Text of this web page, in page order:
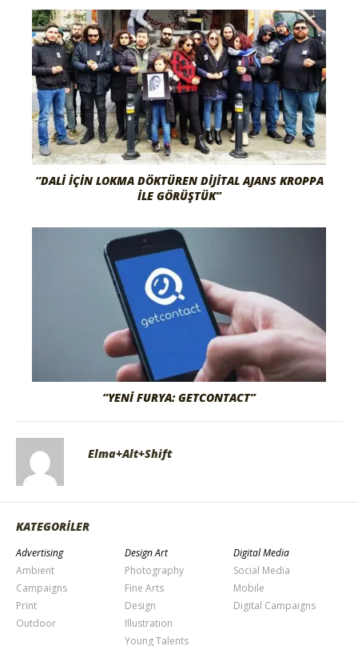
“DALI İÇIN LOKMA DÖKTÜREN DIJITAL AJANS KROPPA
İLE GÖRÜŞTÜK”
“YENI FURYA: GETCONTACT”
Elma+Alt+Shift
KATEGORİLER
Advertising
Ambient
Campaigns
Print
Outdoor
Design Art
Photography
Fine Arts
Design
Illustration
Young Talents
Digital Media
Social Media
Mobile
Digital Campaigns